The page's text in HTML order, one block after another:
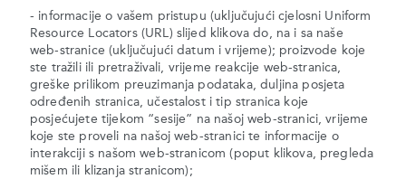
- informacije o vašem pristupu (uključujući cjelosni Uniform
Resource Locators (URL) slijed klikova do, na i sa naše
web-stranice (uključujući datum i vrijeme); proizvode koje
ste tražili ili pretraživali, vrijeme reakcije web-stranica,
greške prilikom preuzimanja podataka, duljina posjeta
određenih stranica, učestalost i tip stranica koje
posjećujete tijekom “sesije” na našoj web-stranici, vrijeme
koje ste proveli na našoj web-stranici te informacije o
interakciji s našom web-stranicom (poput klikova, pregleda
mišem ili klizanja stranicom);